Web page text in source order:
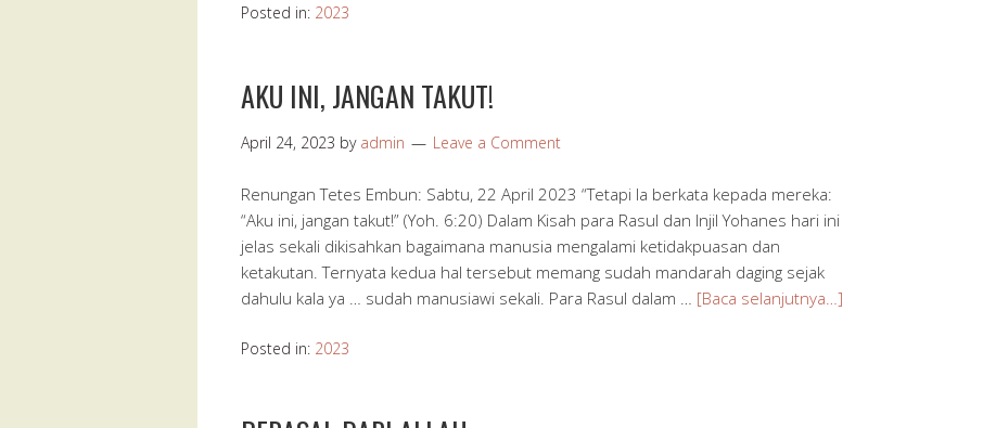
Posted in: 2023
AKU INI, JANGAN TAKUT!
April 24, 2023 by admin Leave a Comment
Renungan Tetes Embun: Sabtu, 22 April 2023 “Tetapi Ia berkata kepada mereka:
“Aku ini, jangan takut!” (Yoh. 6:20) Dalam Kisah para Rasul dan Injil Yohanes hari ini
jelas sekali dikisahkan bagaimana manusia mengalami ketidakpuasan dan
ketakutan. Ternyata kedua hal tersebut memang sudah mandarah daging sejak
dahulu kala ya … sudah manusiawi sekali. Para Rasul dalam … [Baca selanjutnya…]
Posted in: 2023